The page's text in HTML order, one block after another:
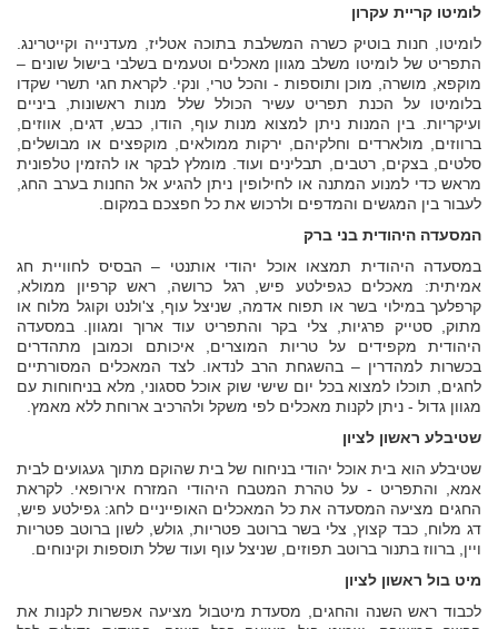
לומיטו קריית עקרון
לומיטו, חנות בוטיק כשרה המשלבת בתוכה אטליז, מעדנייה וקייטרינג.
התפריט של לומיטו משלב מגוון מאכלים וטעמים בשלבי בישול שונים –
מוקפא, מושרה, מוכן ותוספות - והכל טרי, ונקי. לקראת חגי תשרי שקדו
בלומיטו על הכנת תפריט עשיר הכולל שלל מנות ראשונות, ביניים
ועיקריות. בין המנות ניתן למצוא מנות עוף, הודו, כבש, דגים, אווזים,
ברווזים, מולארדים וחלקיהם, ירקות ממולאים, מוקפצים או מבושלים,
סלטים, בצקים, רטבים, תבלינים ועוד. מומלץ לבקר או להזמין טלפונית
מראש כדי למנוע המתנה או לחילופין ניתן להגיע אל החנות בערב החג,
לעבור בין המגשים והמדפים ולרכוש את כל חפצכם במקום.
המסעדה היהודית בני ברק
במסעדה היהודית תמצאו אוכל יהודי אותנטי – הבסיס לחוויית חג
אמיתית: מאכלים כגפילטע פיש, רגל כרושה, ראש קרפיון ממולא,
קרפלעך במילוי בשר או תפוח אדמה, שניצל עוף, צ'ולנט וקוגל מלוח או
מתוק, סטייק פרגיות, צלי בקר והתפריט עוד ארוך ומגוון. במסעדה
היהודית מקפידים על טריות המוצרים, איכותם וכמובן מתהדרים
בכשרות למהדרין – בהשגחת הרב לנדאו. לצד המאכלים המסורתיים
לחגים, תוכלו למצוא בכל יום שישי שוק אוכל ססגוני, מלא בניחוחות עם
מגוון גדול - ניתן לקנות מאכלים לפי משקל ולהרכיב ארוחת ללא מאמץ.
שטיבלע ראשון לציון
שטיבלע הוא בית אוכל יהודי בניחוח של בית שהוקם מתוך געגועים לבית
אמא, והתפריט - על טהרת המטבח היהודי המזרח אירופאי. לקראת
החגים מציעה המסעדה את כל המאכלים האופייניים לחג: גפילטע פיש,
דג מלוח, כבד קצוץ, צלי בשר ברוטב פטריות, גולש, לשון ברוטב פטריות
ויין, ברווז בתנור ברוטב תפוזים, שניצל עוף ועוד שלל תוספות וקינוחים.
מיט בול ראשון לציון
לכבוד ראש השנה והחגים, מסעדת מיטבול מציעה אפשרות לקנות את